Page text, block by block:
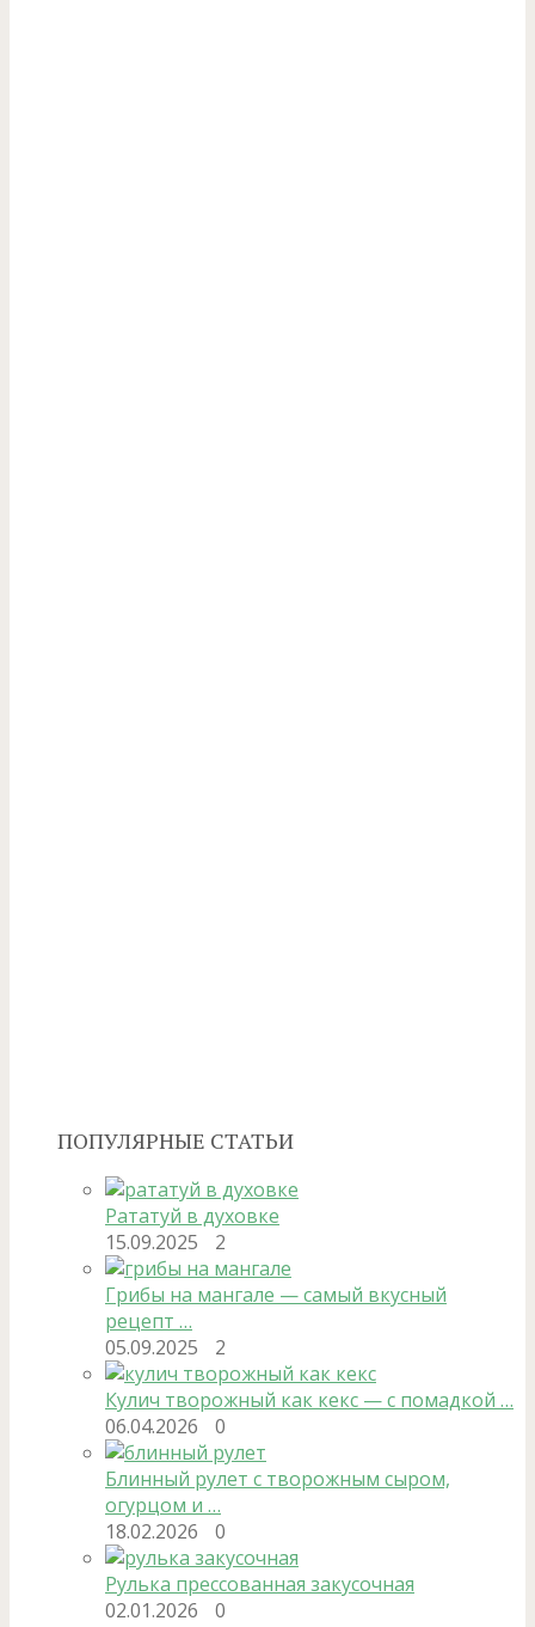
ПОПУЛЯРНЫЕ СТАТЬИ
Рататуй в духовке
15.09.2025
2
Грибы на мангале — самый вкусный
рецепт …
05.09.2025
2
Кулич творожный как кекс — с помадкой …
06.04.2026
0
Блинный рулет с творожным сыром,
огурцом и …
18.02.2026
0
Рулька прессованная закусочная
02.01.2026
0